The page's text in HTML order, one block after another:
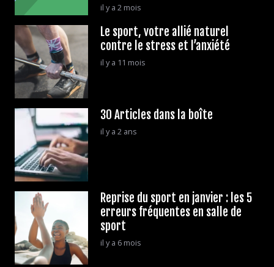
il y a 2 mois
Le sport, votre allié naturel
contre le stress et l’anxiété
il y a 11 mois
30 Articles dans la boîte
il y a 2 ans
Reprise du sport en janvier : les 5
erreurs fréquentes en salle de
sport
il y a 6 mois